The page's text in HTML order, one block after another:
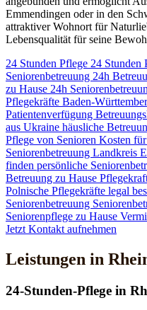
Emmendingen oder in den
attraktiver Wohnort für
Lebensqualität für seine
24 Stunden Pflege 24 Stunden
Seniorenbetreuung 24h
zu Hause 24h
Pflegekräfte Baden-
Patientenverfügung
aus Ukraine häusliche
Pflege von Senioren Kosten
Seniorenbetreuung Landkreis
finden persönliche
Betreuung zu Hause
Polnische Pflegekräfte legal
Seniorenbetreuung
Seniorenpflege zu Hause
Jetzt Kontakt aufnehmen
Leistungen in
24-Stunden-Pflege in